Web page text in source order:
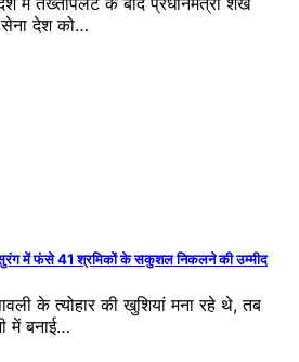
सेना देश को…
सुरंग में फंसे 41 श्रमिकों के सकुशल निकलने की उम्मीद
के त्योहार की खुशियां मना रहे थे, तब
में बनाई…